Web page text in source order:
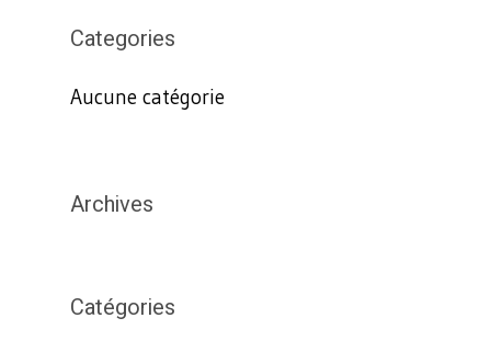
Categories
Aucune catégorie
Archives
Catégories